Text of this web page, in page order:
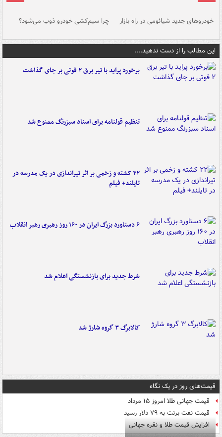
خودروهای جدید شیائومی در راه بازار چرا سیم‌کشی خودرو ذوب می‌شود؟
این مطالب را از دست ندهید....
برخورد پراید با تیر برق ۲ فوتی بر جای گذاشت
تنظیم قولنامه برای اسناد سبزرنگ ممنوع شد
۲۲ کشته و زخمی بر اثر تیراندازی در یک مدرسه در
تایلند+ فیلم
۶ دستاورد بزرگ ایران در ۱۶۰ روز رهبری رهبر انقلاب
شرط جدید برای بازنشستگی اعلام شد
کالابرگ ۳ گروه شارژ شد
قیمت‌های روز در یک نگاه
قیمت جهانی طلا امروز ۱۵ مرداد
قیمت نفت برنت به ۷۹ دلار رسید
افزایش قیمت طلا و نقره جهانی